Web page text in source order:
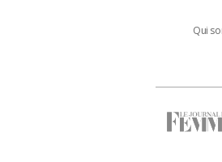
Qui